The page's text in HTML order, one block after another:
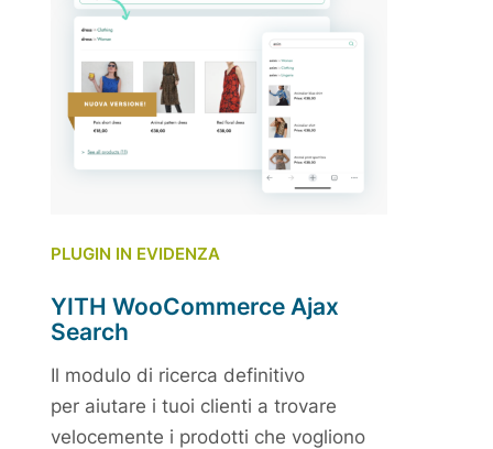
PLUGIN IN EVIDENZA
YITH WooCommerce Ajax
Search
Il modulo di ricerca definitivo
per aiutare i tuoi clienti a trovare
velocemente i prodotti che vogliono